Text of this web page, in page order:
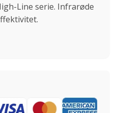
Line serie. Infrarøde